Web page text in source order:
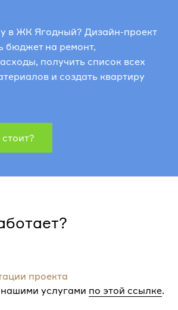
в ЖК Ягодный? Дизайн-проект
бюджет на ремонт,
получить список всех
и создать квартиру
проекта
услугами по этой ссылке.